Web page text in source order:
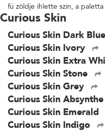
fű zöldje ihlette szín, a
Curious Skin
Curious Skin Dark Blue
Curious Skin Ivory
Curious Skin Extra
Curious Skin Stone
Curious Skin Grey
Curious Skin Absynthe
Curious Skin Emerald
Curious Skin Indigo